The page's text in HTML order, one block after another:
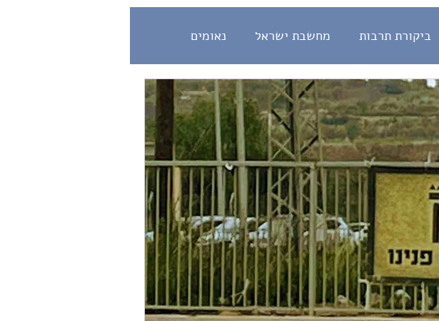
ביקורת תרבות מחשבת ישראל נאומים
המהפכה המשטרית מוסר שלום